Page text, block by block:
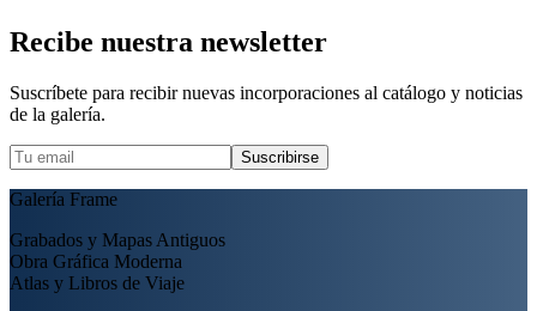
Recibe nuestra newsletter
Suscríbete para recibir nuevas incorporaciones al catálogo y noticias
de la galería.
Suscribirse
Galería Frame
Grabados y Mapas Antiguos
Obra Gráfica Moderna
Atlas y Libros de Viaje